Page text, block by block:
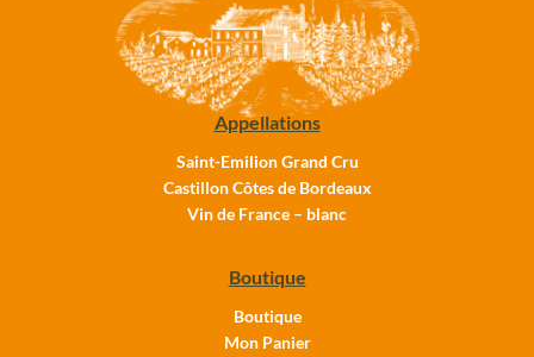
Appellations
Saint-Emilion Grand Cru
Castillon Côtes de Bordeaux
Vin de France – blanc
Boutique
Boutique
Mon Panier